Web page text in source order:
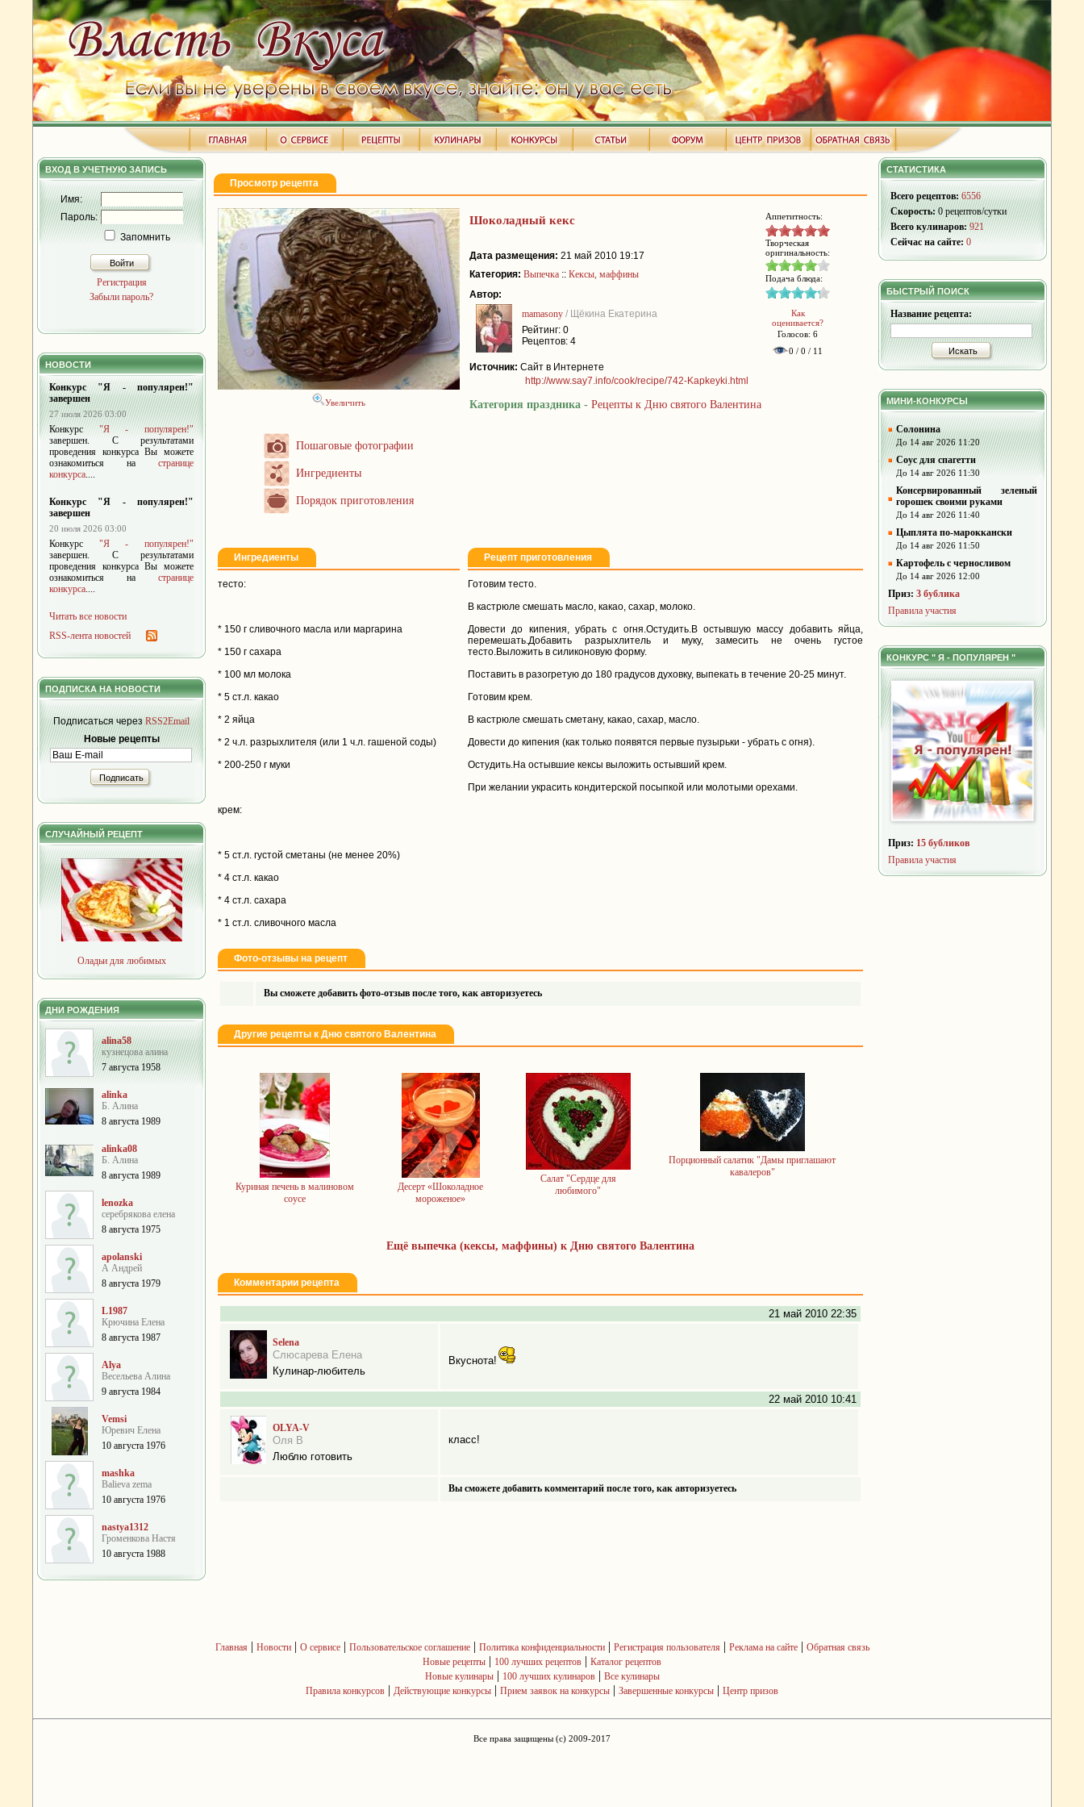
ВХОД В УЧЕТНУЮ ЗАПИСЬ
Имя:
Пароль:
Запомнить
Войти
Регистрация
Забыли пароль?
НОВОСТИ
Конкурс "Я - популярен!"
завершен
27 июля 2026 03:00
Конкурс"Я - популярен!"
завершен. С результатами
проведения конкурса Вы можете
ознакомиться на странице
конкурса....
Конкурс "Я - популярен!"
завершен
20 июля 2026 03:00
Конкурс "Я - популярен!"
завершен. С результатами
проведения конкурса Вы можете
ознакомиться на странице
конкурса....
Читать все новости
RSS-лента новостей
ПОДПИСКА НА НОВОСТИ
Подписаться черезRSS2Email
Новые рецепты
Подписать
СЛУЧАЙНЫЙ РЕЦЕПТ
Оладьи для любимых
ДНИ РОЖДЕНИЯ
alina58
кузнецова алина
7 августа 1958
alinka
Б. Алина
8 августа 1989
alinka08
Б. Алина
8 августа 1989
lenozka
серебрякова елена
8 августа 1975
apolanski
А Андрей
8 августа 1979
L1987
Крючина Елена
8 августа 1987
Alya
Весельева Алина
9 августа 1984
Vemsi
Юревич Елена
10 августа 1976
mashka
Balieva zema
10 августа 1976
nastya1312
Громенкова Настя
10 августа 1988
Просмотр рецепта
Увеличить
Пошаговые фотографии
Ингредиенты
Порядок приготовления
Шоколадный кекс Аппетитность:
Творческая
оригинальность:
Подача блюда:
Как
оценивается?
Голосов: 6
0 / 0 / 11
Дата размещения: 21 май 2010 19:17
Категория: Выпечка :: Кексы, маффины
Автор:
mamasony / Щёкина Екатерина
Рейтинг: 0
Рецептов: 4
Источник: Сайт в Интернете
http://www.say7.info/cook/recipe/742-Kapkeyki.html
Категория праздника - Рецепты к Дню святого Валентина
Ингредиенты Рецепт приготовления
тесто:
* 150 г сливочного масла или маргарина
* 150 г сахара
* 100 мл молока
* 5 ст.л. какао
* 2 яйца
* 2 ч.л. разрыхлителя (или 1 ч.л. гашеной соды)
* 200-250 г муки
крем:
* 5 ст.л. густой сметаны (не менее 20%)
* 4 ст.л. какао
* 4 ст.л. сахара
* 1 ст.л. сливочного масла
Готовим тесто.
В кастрюле смешать масло, какао, сахар, молоко.
Довести до кипения, убрать с огня.Остудить.В остывшую массу добавить яйца,
перемешать.Добавить разрыхлитель и муку, замесить не очень густое
тесто.Выложить в силиконовую форму.
Поставить в разогретую до 180 градусов духовку, выпекать в течение 20-25 минут.
Готовим крем.
В кастрюле смешать сметану, какао, сахар, масло.
Довести до кипения (как только появятся первые пузырьки - убрать с огня).
Остудить.На остывшие кексы выложить остывший крем.
При желании украсить кондитерской посыпкой или молотыми орехами.
Фото-отзывы на рецепт
Вы сможете добавить фото-отзыв после того, как авторизуетесь
Другие рецепты к Дню святого Валентина
Куриная печень в малиновом
соусе
Десерт «Шоколадное
мороженое»
Салат "Сердце для
любимого"
Порционный салатик "Дамы приглашают
кавалеров"
Ещё выпечка (кексы, маффины) к Дню святого Валентина
Комментарии рецепта
21 май 2010 22:35
Selena
Слюсарева Елена
Кулинар-любитель
Вкуснота!
22 май 2010 10:41
OLYA-V
Оля В
Люблю готовить
класс!
Вы сможете добавить комментарий после того, как авторизуетесь
СТАТИСТИКА
Всего рецептов: 6556
Скорость:0 рецептов/сутки
Всего кулинаров: 921
Сейчас на сайте: 0
БЫСТРЫЙ ПОИСК
Название рецепта:
Искать
МИНИ-КОНКУРСЫ
Солонина
До 14 авг 2026 11:20
Соус для спагетти
До 14 авг 2026 11:30
Консервированный зеленый
горошек своими руками
До 14 авг 2026 11:40
Цыплята по-мароккански
До 14 авг 2026 11:50
Картофель с черносливом
До 14 авг 2026 12:00
Приз: 3 бублика
Правила участия
КОНКУРС " Я - ПОПУЛЯРЕН "
Приз: 15 бубликов
Правила участия
Главная | Новости| О сервисе| Пользовательское соглашение| Политика конфиденциальности| Регистрация пользователя | Реклама на сайте| Обратная связь
Новые рецепты | 100 лучших рецептов | Каталог рецептов
Новые кулинары| 100 лучших кулинаров| Все кулинары
Правила конкурсов | Действующие конкурсы | Прием заявок на конкурсы | Завершенные конкурсы | Центр призов
Все права защищены (c) 2009-2017